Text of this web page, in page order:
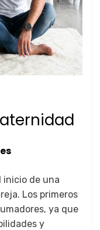
inicio de una
Los primeros
ya que
y